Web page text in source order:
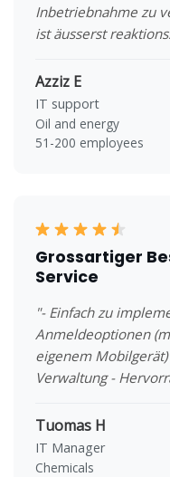
Inbetriebnahme zu
ist äusserst
Azziz E
IT support
Oil and energy
51-200 employees
Grossartiger
Service
"- Einfach zu
Anmeldeoptionen
eigenem
Verwaltung -
Tuomas H
IT Manager
Chemicals